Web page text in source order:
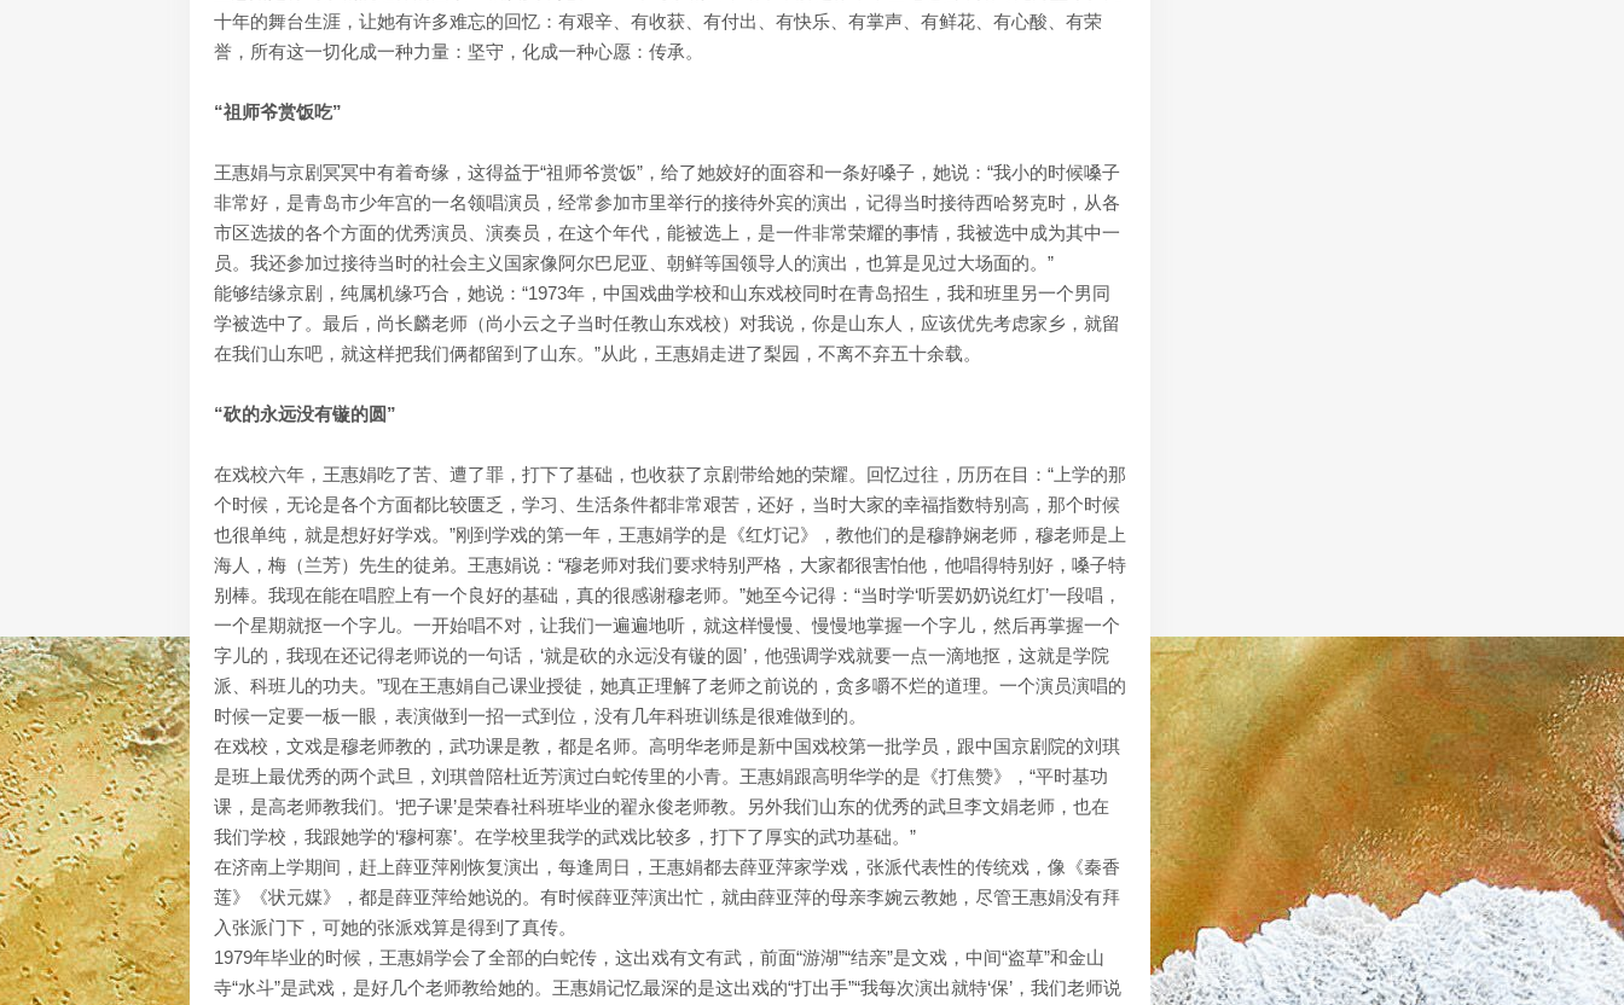
十年的舞台生涯，让她有许多难忘的回忆：有艰辛、有收获、有付出、有快乐、有掌声、有鲜花、有心酸、有荣
誉，所有这一切化成一种力量：坚守，化成一种心愿：传承。
“祖师爷赏饭吃”
王惠娟与京剧冥冥中有着奇缘，这得益于“祖师爷赏饭”，给了她姣好的面容和一条好嗓子，她说：“我小的时候嗓子
非常好，是青岛市少年宫的一名领唱演员，经常参加市里举行的接待外宾的演出，记得当时接待西哈努克时，从各
市区选拔的各个方面的优秀演员、演奏员，在这个年代，能被选上，是一件非常荣耀的事情，我被选中成为其中一
员。我还参加过接待当时的社会主义国家像阿尔巴尼亚、朝鲜等国领导人的演出，也算是见过大场面的。”
能够结缘京剧，纯属机缘巧合，她说：“1973年，中国戏曲学校和山东戏校同时在青岛招生，我和班里另一个男同
学被选中了。最后，尚长麟老师（尚小云之子当时任教山东戏校）对我说，你是山东人，应该优先考虑家乡，就留
在我们山东吧，就这样把我们俩都留到了山东。”从此，王惠娟走进了梨园，不离不弃五十余载。
“砍的永远没有镟的圆”
在戏校六年，王惠娟吃了苦、遭了罪，打下了基础，也收获了京剧带给她的荣耀。回忆过往，历历在目：“上学的那
个时候，无论是各个方面都比较匮乏，学习、生活条件都非常艰苦，还好，当时大家的幸福指数特别高，那个时候
也很单纯，就是想好好学戏。”刚到学戏的第一年，王惠娟学的是《红灯记》，教他们的是穆静娴老师，穆老师是上
海人，梅（兰芳）先生的徒弟。王惠娟说：“穆老师对我们要求特别严格，大家都很害怕他，他唱得特别好，嗓子特
别棒。我现在能在唱腔上有一个良好的基础，真的很感谢穆老师。”她至今记得：“当时学‘听罢奶奶说红灯’一段唱，
一个星期就抠一个字儿。一开始唱不对，让我们一遍遍地听，就这样慢慢、慢慢地掌握一个字儿，然后再掌握一个
字儿的，我现在还记得老师说的一句话，‘就是砍的永远没有镟的圆’，他强调学戏就要一点一滴地抠，这就是学院
派、科班儿的功夫。”现在王惠娟自己课业授徒，她真正理解了老师之前说的，贪多嚼不烂的道理。一个演员演唱的
时候一定要一板一眼，表演做到一招一式到位，没有几年科班训练是很难做到的。
在戏校，文戏是穆老师教的，武功课是教，都是名师。高明华老师是新中国戏校第一批学员，跟中国京剧院的刘琪
是班上最优秀的两个武旦，刘琪曾陪杜近芳演过白蛇传里的小青。王惠娟跟高明华学的是《打焦赞》，“平时基功
课，是高老师教我们。‘把子课’是荣春社科班毕业的翟永俊老师教。另外我们山东的优秀的武旦李文娟老师，也在
我们学校，我跟她学的‘穆柯寨’。在学校里我学的武戏比较多，打下了厚实的武功基础。”
在济南上学期间，赶上薛亚萍刚恢复演出，每逢周日，王惠娟都去薛亚萍家学戏，张派代表性的传统戏，像《秦香
莲》《状元媒》，都是薛亚萍给她说的。有时候薛亚萍演出忙，就由薛亚萍的母亲李婉云教她，尽管王惠娟没有拜
入张派门下，可她的张派戏算是得到了真传。
1979年毕业的时候，王惠娟学会了全部的白蛇传，这出戏有文有武，前面“游湖”“结亲”是文戏，中间“盗草”和金山
寺“水斗”是武戏，是好几个老师教给她的。王惠娟记忆最深的是这出戏的“打出手”“我每次演出就特‘保’，我们老师说